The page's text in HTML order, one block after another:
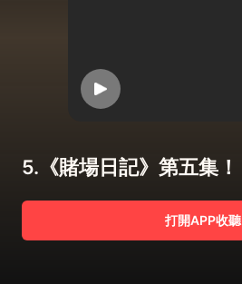
5.《賭場日記》第五集！
打開APP收聽